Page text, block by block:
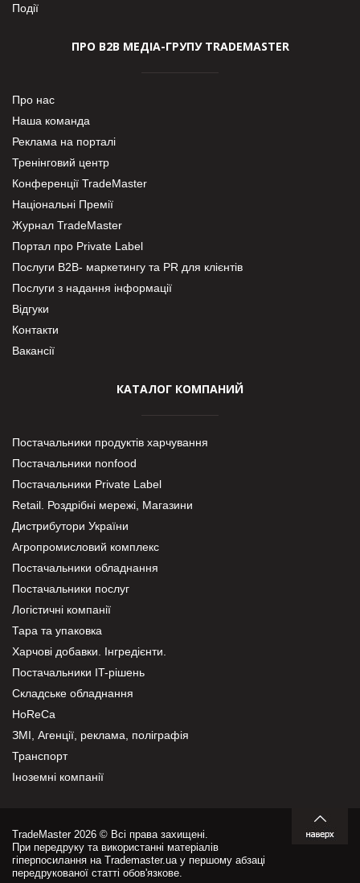
Події
ПРО В2В МЕДІА-ГРУПУ TRADEMASTER
Про нас
Наша команда
Реклама на порталі
Тренінговий центр
Конференції TradeMaster
Національні Премії
Журнал TradeMaster
Портал про Private Label
Послуги В2В- маркетингу та PR для клієнтів
Послуги з надання інформації
Відгуки
Контакти
Вакансії
КАТАЛОГ КОМПАНИЙ
Постачальники продуктів харчування
Постачальники nonfood
Постачальники Private Label
Retail. Роздрібні мережі, Магазини
Дистрибутори України
Агропромисловий комплекс
Постачальники обладнання
Постачальники послуг
Логістичні компанії
Тара та упаковка
Харчові добавки. Інгредієнти.
Постачальники IT-рішень
Складське обладнання
HoReCa
ЗМІ, Агенції, реклама, поліграфія
Транспорт
Іноземні компанії
TradeMaster 2026 © Всі права захищені.
При передруку та використанні матеріалів
гіперпосилання на Trademaster.ua у першому абзаці
передрукованої статті обов'язкове.